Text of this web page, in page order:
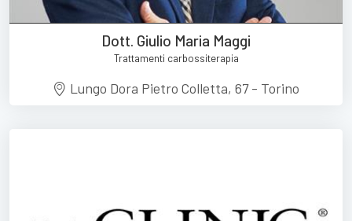
Dott. Giulio Maria Maggi
Trattamenti carbossiterapia
Lungo Dora Pietro Colletta, 67 - Torino